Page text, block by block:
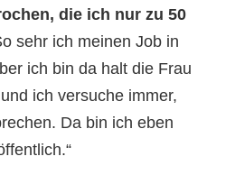
die ich nur zu 50
sehr ich meinen Job in
ich bin da halt die Frau
ich versuche immer,
Da bin ich eben